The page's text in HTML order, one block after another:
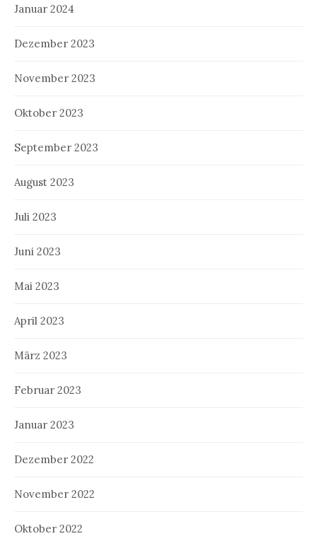
Januar 2024
Dezember 2023
November 2023
Oktober 2023
September 2023
August 2023
Juli 2023
Juni 2023
Mai 2023
April 2023
März 2023
Februar 2023
Januar 2023
Dezember 2022
November 2022
Oktober 2022